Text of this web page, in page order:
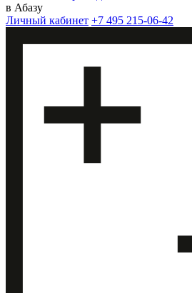
в Абазу
Личный кабинет +7 495 215-06-42